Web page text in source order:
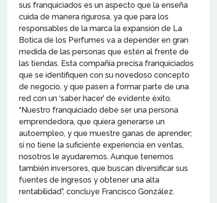
sus franquiciados es un aspecto que la enseña
cuida de manera rigurosa, ya que para los
responsables de la marca la expansión de La
Botica de los Perfumes va a depender en gran
medida de las personas que estén al frente de
las tiendas. Esta compañía precisa franquiciados
que se identifiquen con su novedoso concepto
de negocio, y que pasen a formar parte de una
red con un ‘saber hacer’ de evidente éxito.
“Nuestro franquiciado debe ser una persona
emprendedora, que quiera generarse un
autoempleo, y que muestre ganas de aprender;
si no tiene la suficiente experiencia en ventas,
nosotros le ayudaremos. Aunque tenemos
también inversores, que buscan diversificar sus
fuentes de ingresos y obtener una alta
rentabilidad”, concluye Francisco González.